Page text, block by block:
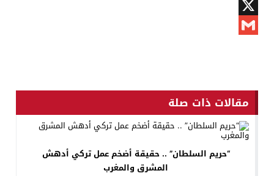
Twitter
X
مقالات ذات صلة
“حريم السلطان” .. حقيقة أضخم عمل تركي أدهش
المشرق والمغرب